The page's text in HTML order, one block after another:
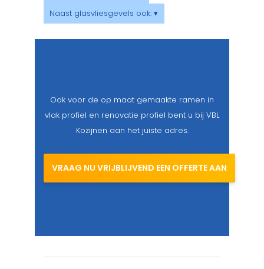
Naast glasvliesgevels ook: ▾
Ook voor de op maat gemaakte ramen in
vlak profiel en renovatie profiel bent u bij VBL
Kozijnen aan het juiste adres.
VRAAG NU VRIJBLIJVEND EEN OFFERTE AAN